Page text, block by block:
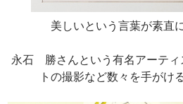
美しいという言葉が素直
永石 勝さんという有名アーティ
トの撮影など数々を手がけ